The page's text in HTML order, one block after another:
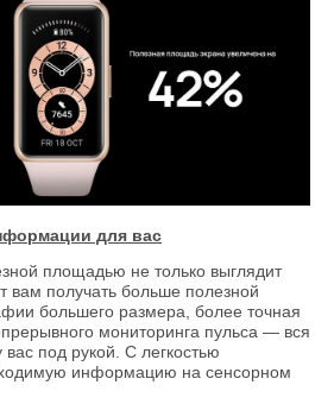
для вас
площадью не только выглядит
вам получать больше полезной
большего размера, более точная
мониторинга пульса — вся
под рукой. С легкостью
информацию на сенсорном